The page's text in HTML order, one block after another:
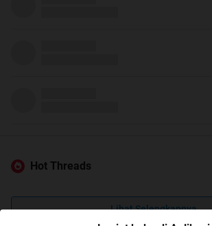
Hot Threads
Lihat Selengkapnya